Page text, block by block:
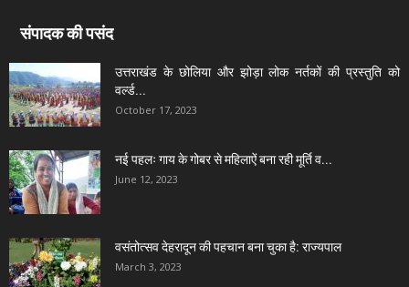
संपादक की पसंद
उत्तराखंड के छोलिया और झोड़ा लोक नर्तकों की प्रस्तुति को
वर्ल्ड...
October 17, 2023
नई पहलः गाय के गोबर से महिलाऐं बना रही मूर्ति व...
June 12, 2023
वसंतोत्सव देहरादून की पहचान बना चुका है: राज्यपाल
March 3, 2023